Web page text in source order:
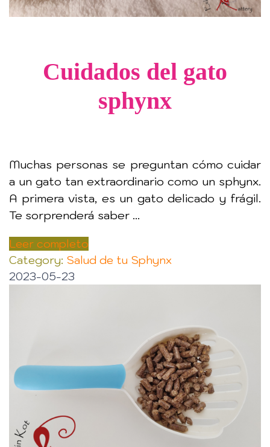
Cuidados del gato
sphynx
Muchas personas se preguntan cómo cuidar
a un gato tan extraordinario como un sphynx.
A primera vista, es un gato delicado y frágil.
Te sorprenderá saber ...
Leer completo
Category: Salud de tu Sphynx
2023-05-23